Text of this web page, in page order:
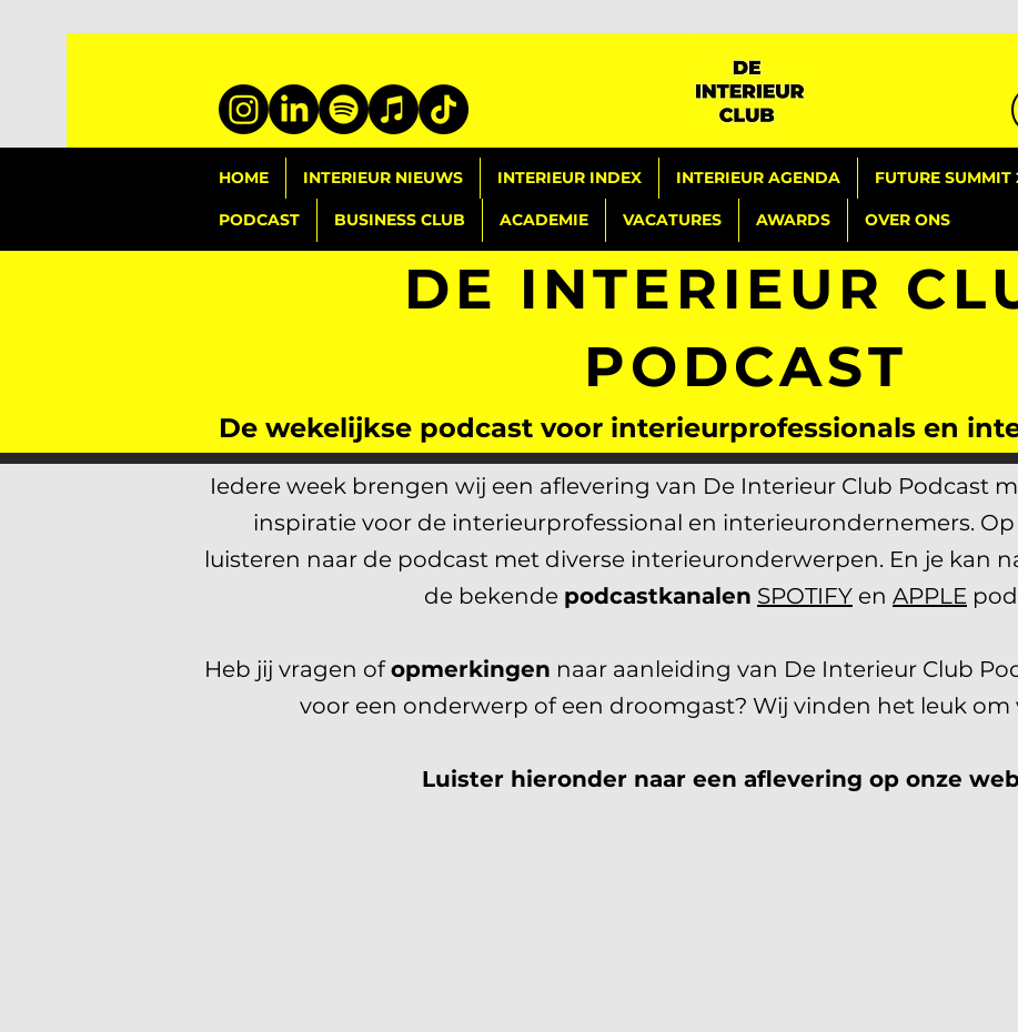
HOME INTERIEUR NIEUWS INTERIEUR INDEX INTERIEUR AGENDA FUTURE SUMMIT
PODCAST BUSINESS CLUB ACADEMIE VACATURES AWARDS OVER ONS
DE INTERIEUR
PODCAST
De wekelijkse podcast voor interieurprofessionals en
Iedere week brengen wij een aflevering van De Interieur Club Podcast
inspiratie voor de interieurprofessional en interieurondernemers.
luisteren naar de podcast met diverse interieuronderwerpen. En je kan
de bekende podcastkanalen SPOTIFY en APPLE
Heb jij vragen ofopmerkingen naar aanleiding van De Interieur Club
voor een onderwerp of een droomgast? Wij vinden het leuk om
Luister hieronder naar een aflevering op onze